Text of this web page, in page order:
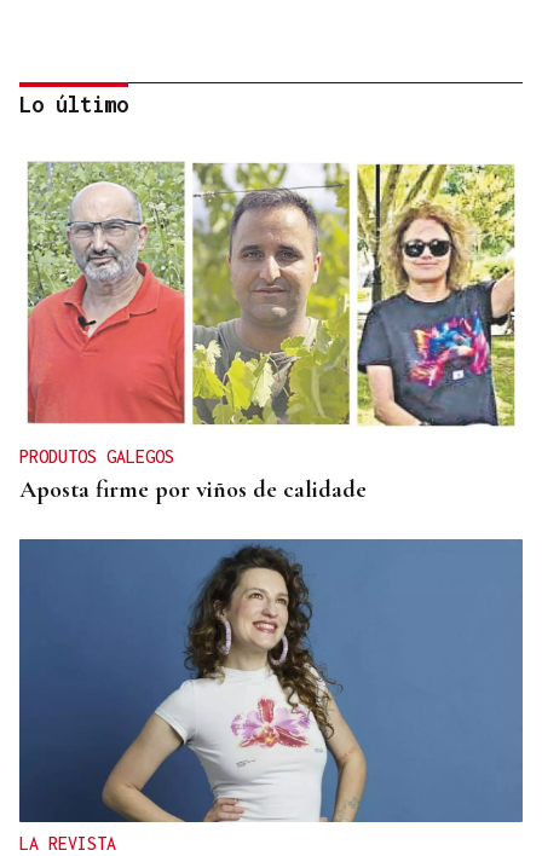
CRISIS HUMANITARIA
Prohens advierte de que la crisis migratoria en
Ceuta "no ha acabado": "Que no nos hagan creer lo
contrario"
Lo último
PRODUTOS GALEGOS
Aposta firme por viños de calidade
LA REVISTA